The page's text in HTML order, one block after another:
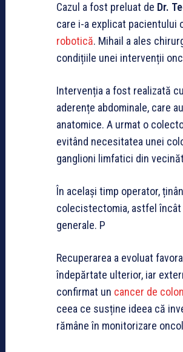
Cazul a fost preluat de Dr.
care i-a explicat pacientului
robotică. Mihail a ales
condițiile unei intervenții
Intervenția a fost realizată
aderențe abdominale, care
anatomice. A urmat o
evitând necesitatea unei
ganglioni limfatici din
În același timp operator,
colecistectomia, astfel
generale. P
Recuperarea a evoluat
îndepărtate ulterior, iar
confirmat un cancer de colon
ceea ce susține ideea că
rămâne în monitorizare